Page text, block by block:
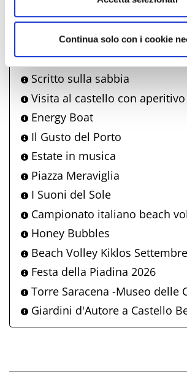
Continua solo con i cookie
Nonno Bunter -giochi di
Made in Bim
Marea di Liscio
Scritto sulla sabbia
Visita al castello con aperitivo
Energy Boat
Il Gusto del Porto
Estate in musica
Piazza Meraviglia
I Suoni del Sole
Campionato italiano beach
Honey Bubbles
Beach Volley Kiklos Settembre
Festa della Piadina 2026
Torre Saracena -Museo delle
Giardini d'Autore a Castello